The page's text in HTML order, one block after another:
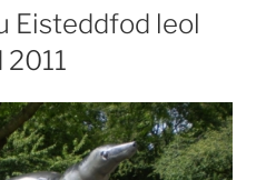
Eisteddfod leol